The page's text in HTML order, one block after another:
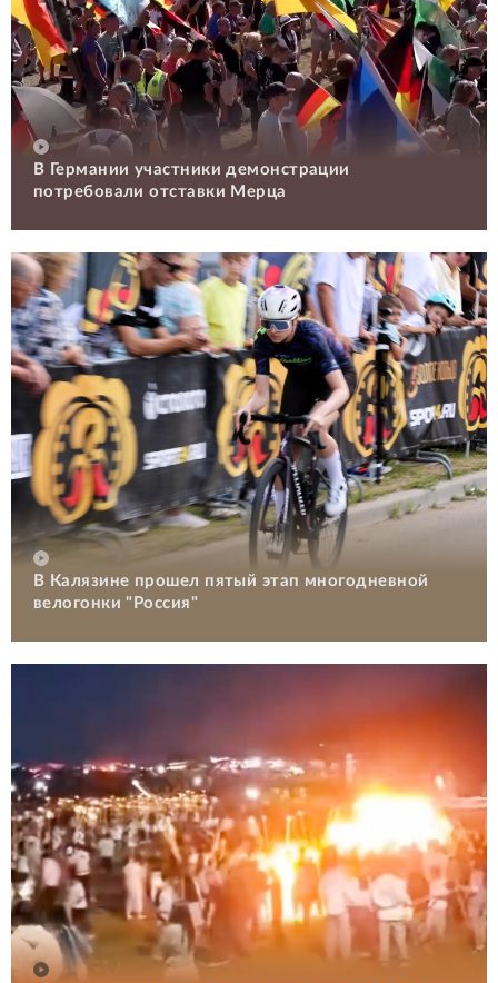
В Германии участники демонстрации
потребовали отставки Мерца
В Калязине прошел пятый этап многодневной
велогонки "Россия"